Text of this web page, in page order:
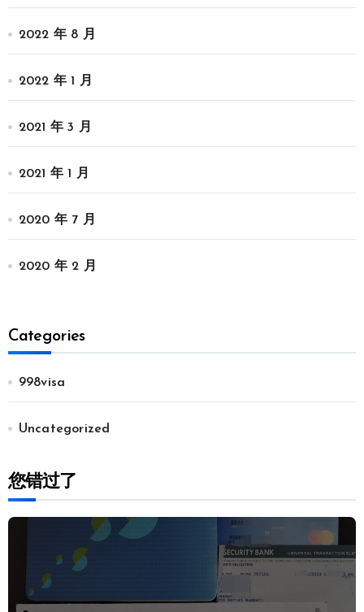
2022 年 8 月
2022 年 1 月
2021 年 3 月
2021 年 1 月
2020 年 7 月
2020 年 2 月
Categories
998visa
Uncategorized
您错过了